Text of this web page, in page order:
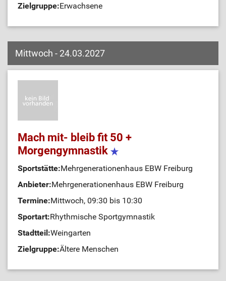
Zielgruppe:Erwachsene
Mittwoch - 24.03.2027
Mach mit- bleib fit 50 +
Morgengymnastik
Sportstätte:Mehrgenerationenhaus EBW Freiburg
Anbieter:Mehrgenerationenhaus EBW Freiburg
Termine:Mittwoch, 09:30 bis 10:30
Sportart:Rhythmische Sportgymnastik
Stadtteil:Weingarten
Zielgruppe:Ältere Menschen